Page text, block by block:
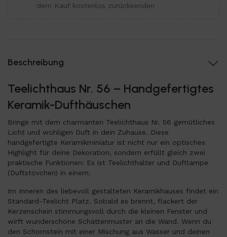
dem Kauf kostenlos zurücksenden
Beschreibung
Teelichthaus Nr. 56 – Handgefertigtes
Keramik-Dufthäuschen
Bringe mit dem charmanten Teelichthaus Nr. 56 gemütliches
Licht und wohligen Duft in dein Zuhause. Diese
handgefertigte Keramikminiatur ist nicht nur ein optisches
Highlight für deine Dekoration, sondern erfüllt gleich zwei
praktische Funktionen: Es ist Teelichthalter und Duftlampe
(Duftstövchen) in einem.
Im Inneren des liebevoll gestalteten Keramikhauses findet ein
Standard-Teelicht Platz. Sobald es brennt, flackert der
Kerzenschein stimmungsvoll durch die kleinen Fenster und
wirft wunderschöne Schattenmuster an die Wand. Wenn du
den Schornstein mit einer Mischung aus Wasser und deinen